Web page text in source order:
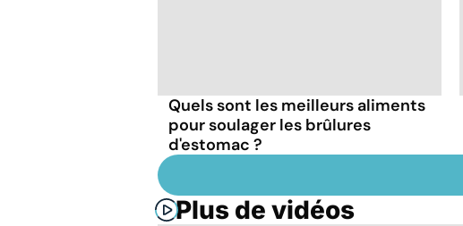
Quels sont les meilleurs aliments
pour soulager les brûlures
d'estomac ?
Plus de vidéos